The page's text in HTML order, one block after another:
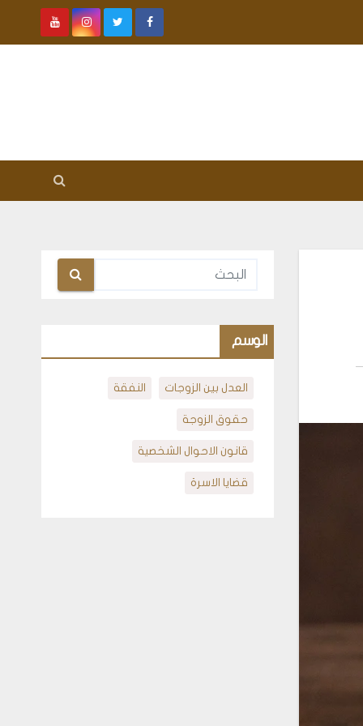
الوسم
العدل بين الزوجات النفقة
حقوق الزوجة
قانون الاحوال الشخصية
قضايا الاسرة